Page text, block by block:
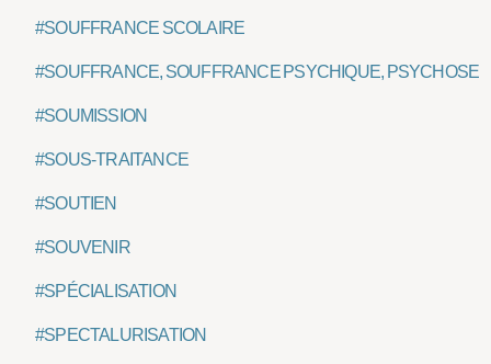
#SOUFFRANCE SCOLAIRE
#SOUFFRANCE, SOUFFRANCE PSYCHIQUE, PSYCHOSE
#SOUMISSION
#SOUS-TRAITANCE
#SOUTIEN
#SOUVENIR
#SPÉCIALISATION
#SPECTALURISATION